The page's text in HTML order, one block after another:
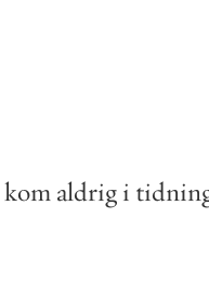
kom aldrig i